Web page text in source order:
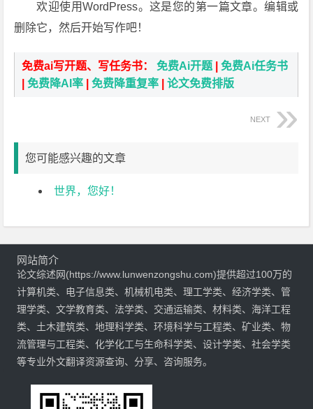
欢迎使用WordPress。这是您的第一篇文章。编辑或
删除它，然后开始写作吧！
免费ai写开题、写任务书：免费Ai开题 |免费Ai任务书
|免费降AI率 |免费降重复率 |论文免费排版
NEXT
您可能感兴趣的文章
世界，您好！
网站简介
论文综述网(https://www.lunwenzongshu.com)提供超过100万的
计算机类、电子信息类、机械机电类、理工学类、经济学类、管
理学类、文学教育类、法学类、交通运输类、材料类、海洋工程
类、土木建筑类、地理科学类、环境科学与工程类、矿业类、物
流管理与工程类、化学化工与生命科学类、设计学类、社会学类
等专业外文翻译资源查询、分享、咨询服务。